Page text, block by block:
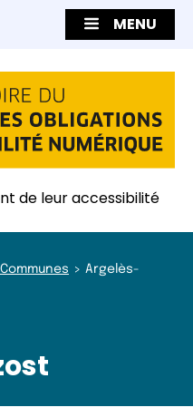
MENU
de leur accessibilité
Argelès-